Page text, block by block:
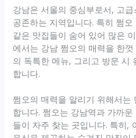
강남은 서울의 중심부로서, 고
공존하는 지역입니다. 특히 쩜
같은 맛집들이 숨어 있어 많은
에서는 강남 쩜오의 매력을 한
의 독특한 메뉴, 그리고 방문 시
합니다.
쩜오의 매력을 알리기 위해서
합니다. 쩜오는 강남역과 가까
들이 자주 찾는 곳입니다. 특히,